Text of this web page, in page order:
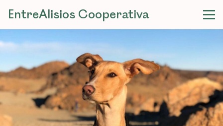
EntreAlisios Cooperativa